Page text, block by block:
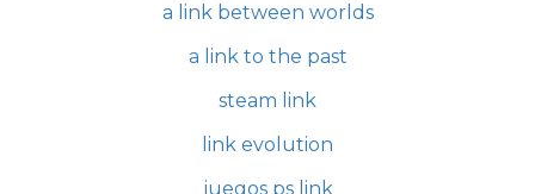
a link between worlds
a link to the past
steam link
link evolution
juegos ps link